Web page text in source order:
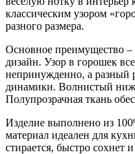
классическим узором
разного размера.
Основное преимущество
дизайн. Узор в горошек
непринужденно, а разный
динамики. Волнистый
Полупрозрачная ткань
Изделие выполнено из
материал идеален для
стирается, быстро сохнет